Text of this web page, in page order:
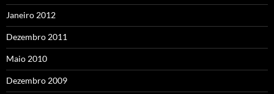
Janeiro 2012
Dezembro 2011
Maio 2010
Dezembro 2009